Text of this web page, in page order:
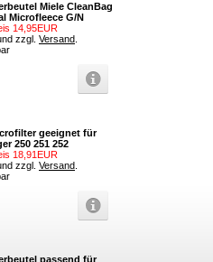
Miele CleanBag
Microfleece G/N
14,95EUR
zzgl. Versand
geeignet für
250 251 252
18,91EUR
zzgl. Versand
passend für